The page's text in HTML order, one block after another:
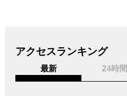
アクセスランキング
最新 24時間